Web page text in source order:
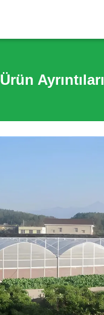
Ürün Ayrıntıları